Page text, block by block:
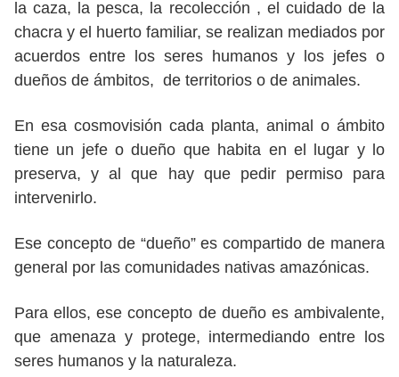
la caza, la pesca, la recolección , el cuidado de la
chacra y el huerto familiar, se realizan mediados por
acuerdos entre los seres humanos y los jefes o
dueños de ámbitos, de territorios o de animales.
En esa cosmovisión cada planta, animal o ámbito
tiene un jefe o dueño que habita en el lugar y lo
preserva, y al que hay que pedir permiso para
intervenirlo.
Ese concepto de “dueño” es compartido de manera
general por las comunidades nativas amazónicas.
Para ellos, ese concepto de dueño es ambivalente,
que amenaza y protege, intermediando entre los
seres humanos y la naturaleza.